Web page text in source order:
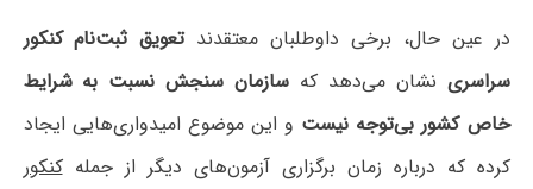
در عین حال، برخی داوطلبان معتقدندتعویق ثبت‌نام کنکور
سراسری نشان می‌دهد که سازمان سنجش نسبت به شرایط
خاص کشور بی‌توجه نیست و این موضوع امیدواری‌هایی ایجاد
کرده که درباره زمان برگزاری آزمون‌های دیگر از جملهکنکور